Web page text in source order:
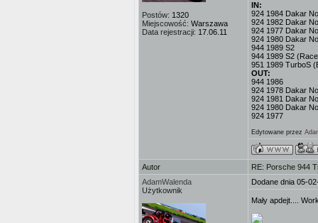
Postów: 1320
Miejscowość: Warszawa
Data rejestracji: 17.06.11
IN:
924 1984 Dakar
924 1982 Dakar
924 1977 Dakar
924 1980 Dakar
944 1989 S2
944 1989 S2
951 1989 TurboS
OUT:
944 1986
924 1978 Dakar
924 1981 Dakar
924 1980 Dakar
924 1977
Edytowane przez
Autor
RE: Porsche 944
AdamWalenda
Użytkownik
Dodane dnia 05-
Mały apdejt....